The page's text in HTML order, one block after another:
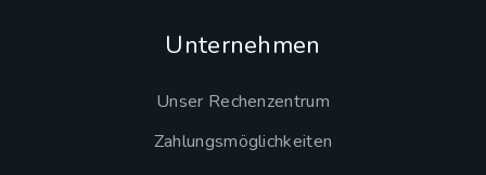
Unternehmen
Unser Rechenzentrum
Zahlungsmöglichkeiten